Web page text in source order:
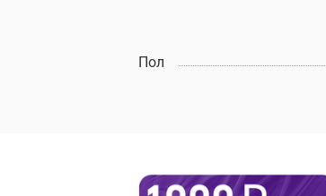
Пол